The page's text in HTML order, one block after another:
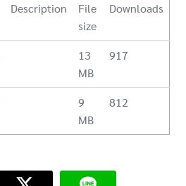
Description
File
size
Downloads
13
MB
917
9
MB
812